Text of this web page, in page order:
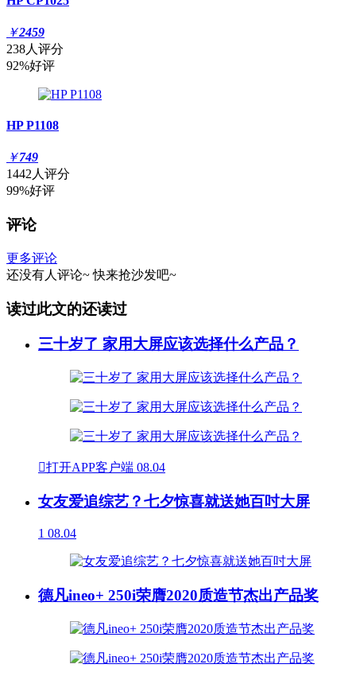
￥2459
238人评分
92%好评
HP P1108
￥749
1442人评分
99%好评
评论
更多评论
还没有人评论~ 快来抢沙发吧~
读过此文的还读过
三十岁了 家用大屏应该选择什么产品？
打开APP客户端 08.04
女友爱追综艺？七夕惊喜就送她百吋大屏
1 08.04
德凡ineo+ 250i荣膺2020质造节杰出产品奖